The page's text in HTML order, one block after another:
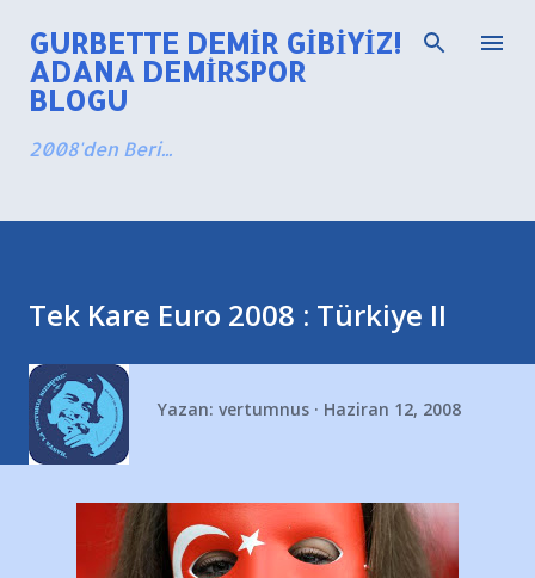
Ana içeriğe atla
GURBETTE DEMIR GIBIYIZ!
ADANA DEMIRSPOR
BLOGU
2008'den Beri...
Tek Kare Euro 2008 : Türkiye II
Yazan: vertumnus Haziran 12, 2008